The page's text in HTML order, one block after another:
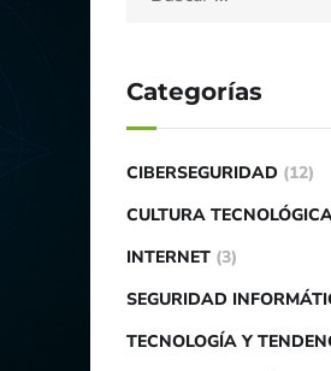
Categorías
CIBERSEGURIDAD (12)
CULTURA
INTERNET (3)
SEGURIDAD
TECNOLOGÍA Y